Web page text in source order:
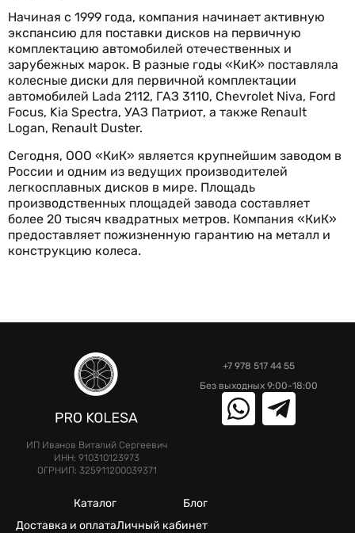
Начиная с 1999 года, компания начинает активную
экспансию для поставки дисков на первичную
комплектацию автомобилей отечественных и
зарубежных марок. В разные годы «КиК» поставляла
колесные диски для первичной комплектации
автомобилей Lada 2112, ГАЗ 3110, Chevrolet Niva, Ford
Focus, Kia Spectra, УАЗ Патриот, а также Renault
Logan, Renault Duster.
Сегодня, ООО «КиК» является крупнейшим заводом в
России и одним из ведущих производителей
легкосплавных дисков в мире. Площадь
производственных площадей завода составляет
более 20 тысяч квадратных метров. Компания «КиК»
предоставляет пожизненную гарантию на металл и
конструкцию колеса.
ИП Иванов Виталий Сергеевич
ИНН: 910310123973
ОГРНИП: 325911200039371
+7 978 517 44 55
Без выходных 9:00-18:00
Каталог
Доставка и оплата
Блог
Личный кабинет